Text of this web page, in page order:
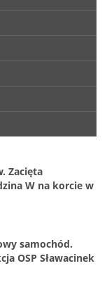
Zacięta
W na korcie w
samochód.
OSP Sławacinek